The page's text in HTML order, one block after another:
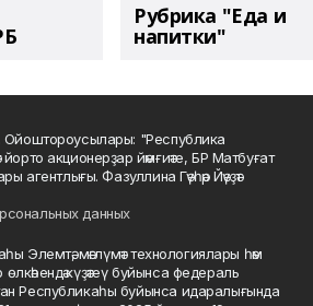
Рубрика "Еда и
напитки"
Ойоштороусылары: "Республика
акционерҙар йәмғиәте, БР Матбуғат
агентлығы. Фазуллина Гәүһәр Йәүҙәт
данных
Элемтә, мәғлүмәт технологиялары һәм
күҙәтеү буйынса федераль
Республикаһы буйынса идаралығында